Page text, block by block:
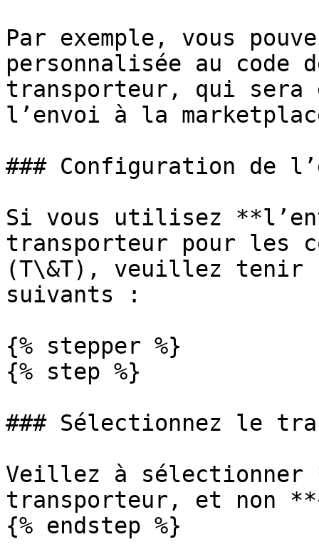
Par exemple, vous
personnalisée au
transporteur, qui sera
l’envoi à la
### Configuration de
Si vous utilisez
transporteur pour les
(T\&T), veuillez tenir
suivants :
{% stepper %}
{% step %}
### Sélectionnez le
Veillez à sélectionner
transporteur, et non
{% endstep %}